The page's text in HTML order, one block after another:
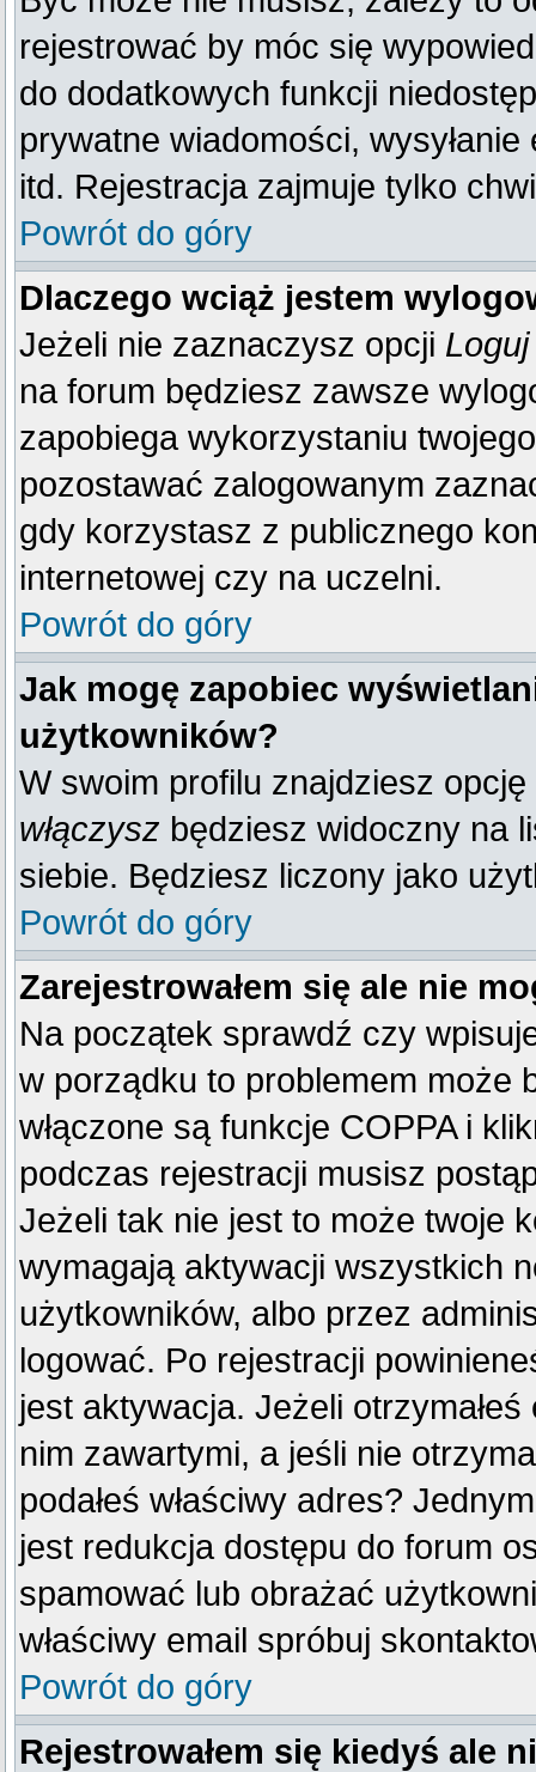
rejestrować by móc się
do dodatkowych funkcji
prywatne wiadomości,
itd. Rejestracja zajmuje tylko
Powrót do góry
Dlaczego wciąż jestem
Jeżeli nie zaznaczysz opcji
na forum będziesz zawsze
zapobiega wykorzystaniu
pozostawać zalogowanym
gdy korzystasz z publicznego
internetowej czy na uczelni.
Powrót do góry
Jak mogę zapobiec
użytkowników?
W swoim profilu znajdziesz opcję
włączysz będziesz widoczny na
siebie. Będziesz liczony jako
Powrót do góry
Zarejestrowałem się ale nie
Na początek sprawdź czy
w porządku to problemem może
włączone są funkcje COPPA i
podczas rejestracji musisz
Jeżeli tak nie jest to może twoje
wymagają aktywacji wszystkich
użytkowników, albo przez
logować. Po rejestracji
jest aktywacja. Jeżeli
nim zawartymi, a jeśli nie
podałeś właściwy adres?
jest redukcja dostępu do forum
spamować lub obrażać
właściwy email spróbuj
Powrót do góry
Rejestrowałem się kiedyś ale